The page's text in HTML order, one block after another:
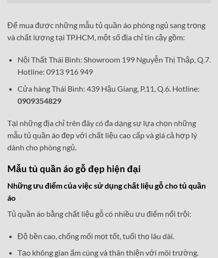
Để mua được những mẫu tủ quần áo phòng ngủ sang trọng
và chất lượng tại TP.HCM, một số địa chỉ tin cậy gồm:
Nội Thất Thái Bình: Showroom 199 Nguyễn Thị Thập, Q.7.
Hotline: 0913 916 949
Cửa hàng Thái Bình: 439 Hậu Giang, P.11, Q.6. Hotline:
0909354829
Tại những địa chỉ trên đây có đa dạng sự lựa chọn những
mẫu tủ quần áo đẹp với chất liệu cao cấp và giá cả hợp lý
dành cho phòng ngủ.
Mẫu tủ quần áo gỗ đẹp hiện đại
Những ưu điểm của việc sử dụng chất liệu gỗ cho tủ quần
áo
Tủ quần áo bằng chất liệu gỗ có nhiều ưu điểm nổi trội:
Độ bền cao, chống mối mọt tốt, tuổi thọ lâu dài.
Tạo không gian ấm cúng và thân thiện với môi trường.